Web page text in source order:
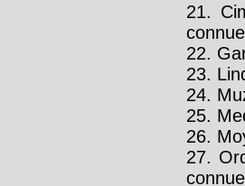
21.
22.
23.
24.
25.
26.
27.